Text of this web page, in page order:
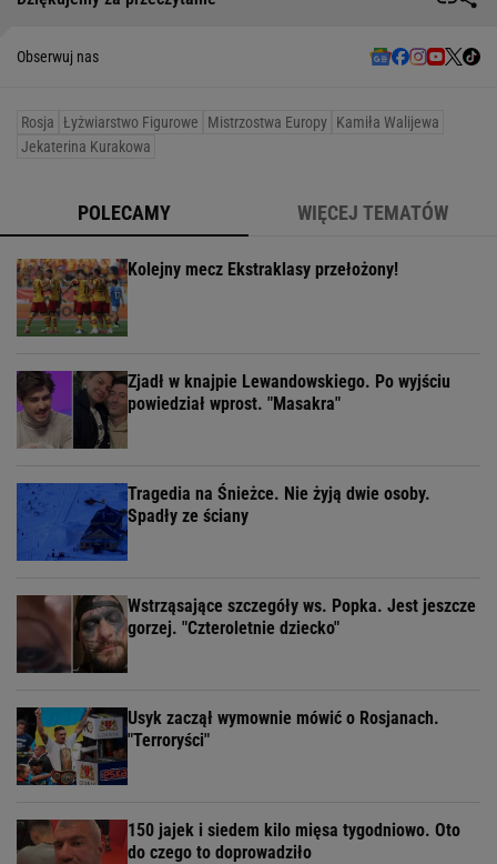
Obserwuj nas
Rosja Łyżwiarstwo Figurowe Mistrzostwa Europy Kamiła Walijewa
Jekaterina Kurakowa
POLECAMY WIĘCEJ TEMATÓW
Kolejny mecz Ekstraklasy przełożony!
Zjadł w knajpie Lewandowskiego. Po wyjściu
powiedział wprost. "Masakra"
Tragedia na Śnieżce. Nie żyją dwie osoby.
Spadły ze ściany
Wstrząsające szczegóły ws. Popka. Jest jeszcze
gorzej. "Czteroletnie dziecko"
Usyk zaczął wymownie mówić o Rosjanach.
"Terroryści"
150 jajek i siedem kilo mięsa tygodniowo. Oto
do czego to doprowadziło